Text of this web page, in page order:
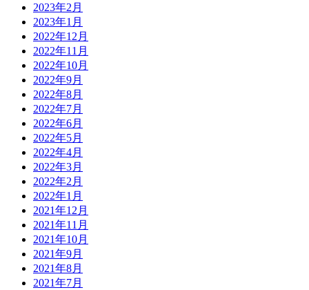
2023年2月
2023年1月
2022年12月
2022年11月
2022年10月
2022年9月
2022年8月
2022年7月
2022年6月
2022年5月
2022年4月
2022年3月
2022年2月
2022年1月
2021年12月
2021年11月
2021年10月
2021年9月
2021年8月
2021年7月